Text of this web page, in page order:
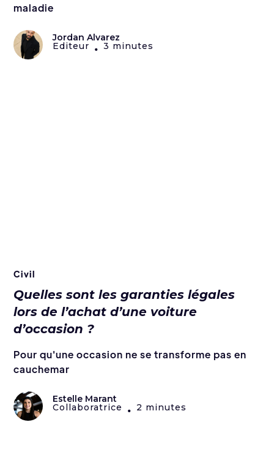
maladie
Jordan Alvarez
Editeur • 3 minutes
Civil
Quelles sont les garanties légales
lors de l’achat d’une voiture
d’occasion ?
Pour qu'une occasion ne se transforme pas en
cauchemar
Estelle Marant
Collaboratrice • 2 minutes